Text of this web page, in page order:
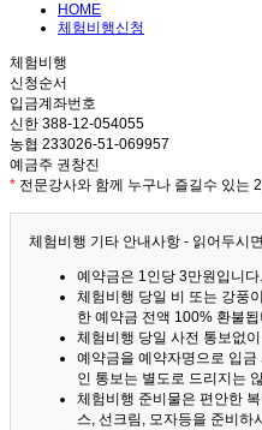
HOME
체험비행신청
체험비행
신청순서
입금계좌번호
신한 388-12-054055
농협 233026-51-069957
예금주 권창진
* 전문강사와 함께 누구나 즐길수 있는
체험비행 기타 안내사항 - 읽어두시
예약금은 1인당 3만원입니다.
체험비행 당일 비 또는 강풍
한 예약금 전액 100% 환불
체험비행 당일 사전 통보없
예약금을 예약자명으로 입
인 통보는 별도로 드리지는
체험비행 준비물은 편안한
스, 선크림, 모자등을 준비하